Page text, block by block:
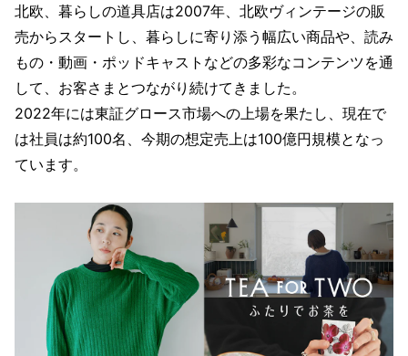
北欧、暮らしの道具店は2007年、北欧ヴィンテージの販
売からスタートし、暮らしに寄り添う幅広い商品や、読み
もの・動画・ポッドキャストなどの多彩なコンテンツを通
して、お客さまとつながり続けてきました。
2022年には東証グロース市場への上場を果たし、現在で
は社員は約100名、今期の想定売上は100億円規模となっ
ています。